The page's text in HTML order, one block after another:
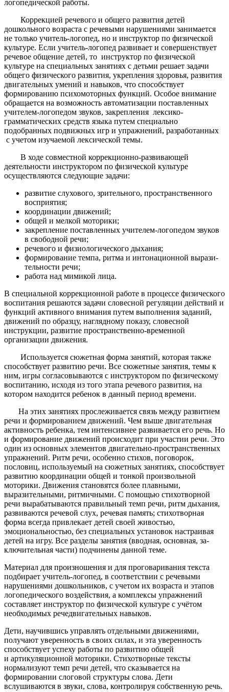
логопедической работы.
Коррекцией речевого и общего развития детей
дошкольного возра­ста с речевыми нарушениями занимается
не только учитель-логопед, но и инструктор по физической
культуре. Если учитель-логопед развивает и совершенствует
речевое общение детей, то инструктор по физической
культуре на специальных занятиях с детьми решает задачи
общего физического развития, укрепления здоровья, развития
двигательных умений и навыков, что способствует
формированию психомоторных функций. Особое внимание
обращается на возможность автоматизации поставленных
учителем-логопедом звуков, закрепления лексико-
грамматических средств языка путем специально
подобранных подвижных игр и упражнений, разработанных
с учетом изучаемой лексической темы.
В ходе совместной коррекционно-развивающей
деятельно­сти инструктором по физической культуре
осуществляются следующие задачи:
развитие слухового, зрительного, пространственного
вос­приятия;
координации движений;
общей и мелкой моторики;
закрепление поставленных учителем-логопедом звуков
в свободной речи;
речевого и физиологического дыхания;
формирование темпа, ритма и интонационной вырази­
тельности речи;
работа над мимикой лица.
В специальной коррекционной работе в процессе физического
вос­питания решаются задачи словесной регуляции действий и
функций активного внимания путем выполнения заданий,
движений по образцу, наглядному показу, словесной
инструкции, развитие пространствен­но-временной
организации движения.
Используется сюжетная форма занятий, которая также
способствует развитию речи. Все сюжет­ные занятия, темы к
ним, игры согласовываются с инструктором по физическому
воспитанию, исходя из того этапа рече­вого развития, на
котором нахо­дится ребенок в данный период времени.
На этих занятиях прослеживается связь между развитием
речи и формированием движений. Чем выше двигательная
активность ребенка, тем интенсивнее развивается его речь. Но
и формирование движений происходит при участии речи. Это
один из основных элементов двигательно-пространственных
упражне­ний. Ритм речи, особенно стихов, поговорок,
пословиц, используемый на сюжетных занятиях, способствует
развитию координации общей и тонкой произвольной
моторики. Движения становятся более плавными,
выразительными, ритмичными. С помощью стихотворной
речи выраба­тываются правильный темп речи, ритм дыхания,
развиваются речевой слух, речевая память; стихотворная
форма всегда привлекает детей своей живостью,
эмоциональностью, без специальных установок на­страивая
детей на игру. Все разделы занятия (вводная, основная, за­
ключительная части) подчинены данной теме.
Материал для произношения и для проговаривания текста
подбирает учитель-логопед, в соответствии с речевыми
нарушениями дошкольников, с учетом их возраста и этапов
логопедического воздействия, а комплексы упражнений
составляет инструктор по физической культуре с учётом
необходимых речедвигательных навыков.
Дети, научившись управлять отдельными движениями,
получают уверенность в своих силах, и эта уверенность
способствует успеху работы по развитию общей
и артикуляционной моторики. Стихотворные тексты
нормализуют темп речи детей, что сказывается на
формировании слоговой структуры слова. Дети
вслушиваются в звуки, слова, контролируя собственную речь.